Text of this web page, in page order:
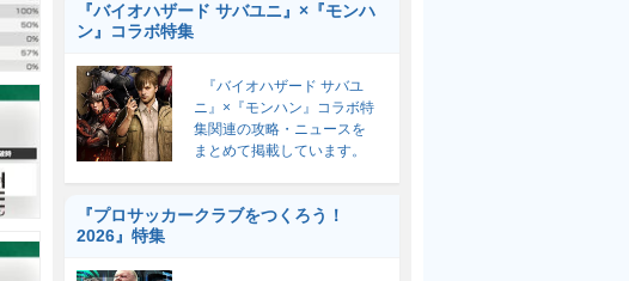
『バイオハザード サバユニ』×『モンハ
ン』コラボ特集
『バイオハザード サバユ
ニ』×『モンハン』コラボ特
集関連の攻略・ニュースを
まとめて掲載しています。
『プロサッカークラブをつくろう！
2026』特集